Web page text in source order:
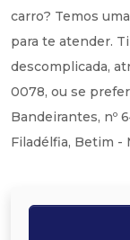
carro? Temos
para te atender.
descomplicada,
0078, ou se
Bandeirantes, nº
Filadélfia, Betim -